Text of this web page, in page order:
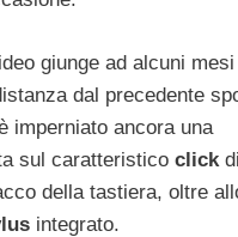
giunge ad alcuni mesi
dal precedente
imperniato ancora una
sul caratteristico click
della tastiera, oltre
integrato.